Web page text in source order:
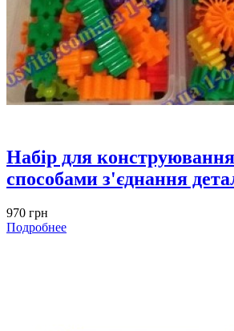
Набір для
способами з'єднання
970 грн
Подробнее